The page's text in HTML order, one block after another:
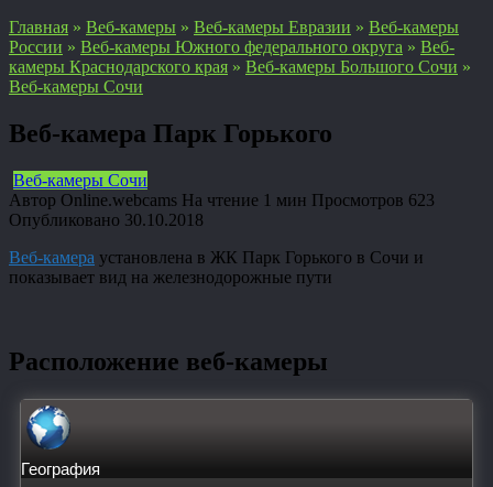
Главная » Веб-камеры » Веб-камеры Евразии » Веб-камеры
России » Веб-камеры Южного федерального округа » Веб-
камеры Краснодарского края » Веб-камеры Большого Сочи »
Веб-камеры Сочи
Веб-камера Парк Горького
Веб-камеры Сочи
Автор Online.webcams На чтение 1 мин Просмотров 623
Опубликовано 30.10.2018
Веб-камера установлена в ЖК Парк Горького в Сочи и
показывает вид на железнодорожные пути
Расположение веб-камеры
География